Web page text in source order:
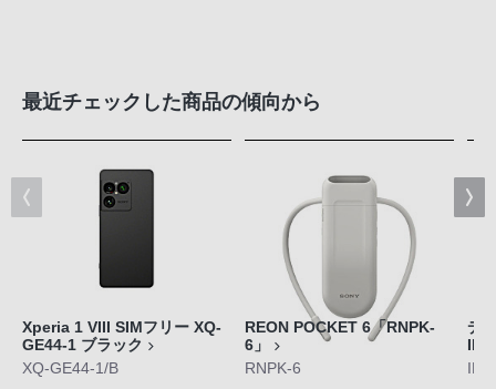
最近チェックした商品の傾向から
Xperia 1 VIII SIMフリー XQ-
GE44-1 ブラック
XQ-GE44-1/B
REON POCKET 6「RNPK-
6」
RNPK-6
デ